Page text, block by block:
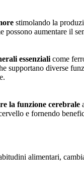
stimolando la
possono aumentare il
essenziali come
supportano diverse
la funzione cerebrale
e fornendo
alimentari,